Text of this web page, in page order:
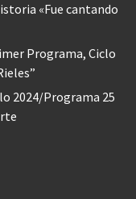
«Fue cantando
Programa, Ciclo
2024/Programa 25